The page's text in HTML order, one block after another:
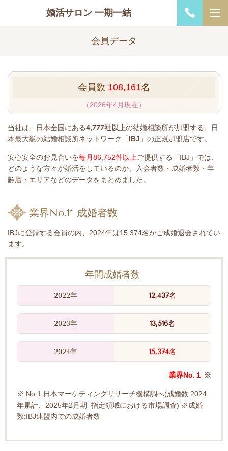
婚活サロン 一期一結
会員データ
会員数 108,161名
（2026年4月現在）
当社は、日本全国にある4,777社以上の結婚相談所が加盟する、日
本最大級の結婚相談所ネットワーク「IBJ 」の正規加盟店です。
安心安全のお見合いを毎月86,752件以上ご提供する「IBJ」では、
どのような方々が婚活をしているのか、入会者数・成婚者数・年
齢層・エリアなどのデータをまとめました。
業界No.1* 成婚者数
IBJに登録する会員の内、2024年は15,374名がご成婚退会されてい
ます。
年間成婚者数
2022年 12,437名
2023年 13,516名
2024年 15,374名
業界No.１ ※
※ No.1:日本マーケティングリサーチ機構調べ(成婚数:2024
年累計、2025年2月期_指定領域における市場調査) ※成婚
数:IBJ連盟内での成婚者数